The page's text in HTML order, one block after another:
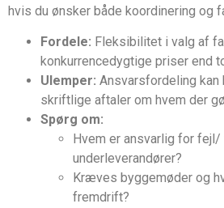
hvis du ønsker både koordinering og
Fordele: Fleksibilitet i valg af
konkurrencedygtige priser end
Ulemper: Ansvarsfordeling
skriftlige aftaler om hvem der
Spørg om:
Hvem er ansvarlig for
underleverandører?
Kræves byggemøder og
fremdrift?